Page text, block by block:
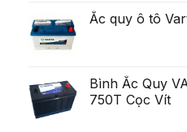
Ắc quy ô tô
Bình Ắc Quy
750T Cọc Vít